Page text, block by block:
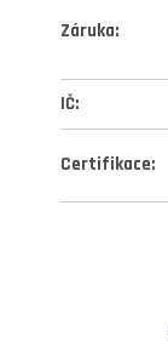
Záruka:
IČ:
Certifikace: